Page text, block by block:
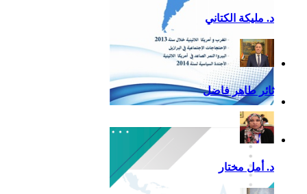
تقرير أمريكا اللاتينية لسنة
2013
د. مليكة الكتاني
ثائر طاهر فاضل
د. أمل مختار